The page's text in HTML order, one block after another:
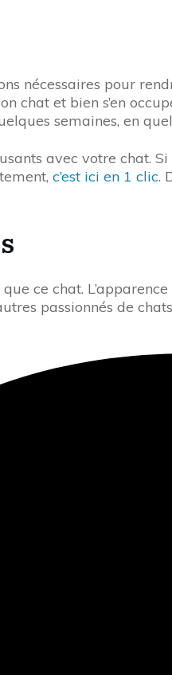
nécessaires pour
chat et bien s’en
semaines, en
avec votre chat.
c’est ici en 1 clic.
ce chat.
passionnés de